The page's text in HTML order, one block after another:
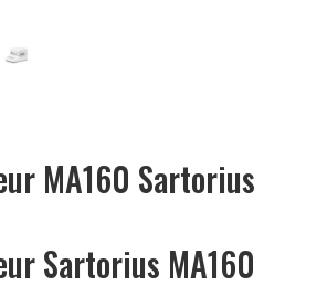
MA160 Sartorius
Sartorius MA160